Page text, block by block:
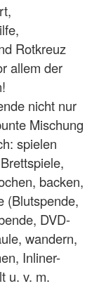
Rotkreuz
allem der
nicht nur
Mischung
spielen
backen,
(Blutspende,
DVD-
wandern,
Inliner-
u. v. m.